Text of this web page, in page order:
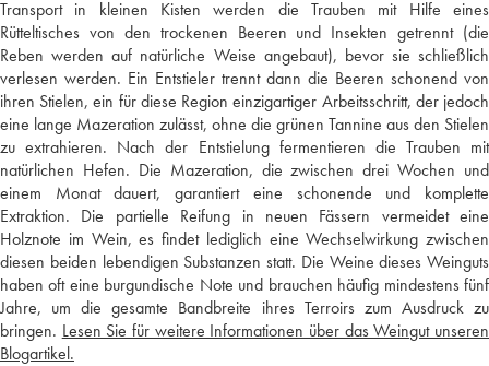
Transport in kleinen Kisten werden die Trauben mit Hilfe eines
Rütteltisches von den trockenen Beeren und Insekten getrennt (die
Reben werden auf natürliche Weise angebaut), bevor sie schließlich
verlesen werden. Ein Entstieler trennt dann die Beeren schonend von
ihren Stielen, ein für diese Region einzigartiger Arbeitsschritt, der jedoch
eine lange Mazeration zulässt, ohne die grünen Tannine aus den Stielen
zu extrahieren. Nach der Entstielung fermentieren die Trauben mit
natürlichen Hefen. Die Mazeration, die zwischen drei Wochen und
einem Monat dauert, garantiert eine schonende und komplette
Extraktion. Die partielle Reifung in neuen Fässern vermeidet eine
Holznote im Wein, es findet lediglich eine Wechselwirkung zwischen
diesen beiden lebendigen Substanzen statt. Die Weine dieses Weinguts
haben oft eine burgundische Note und brauchen häufig mindestens fünf
Jahre, um die gesamte Bandbreite ihres Terroirs zum Ausdruck zu
bringen. Lesen Sie für weitere Informationen über das Weingut unseren
Blogartikel.